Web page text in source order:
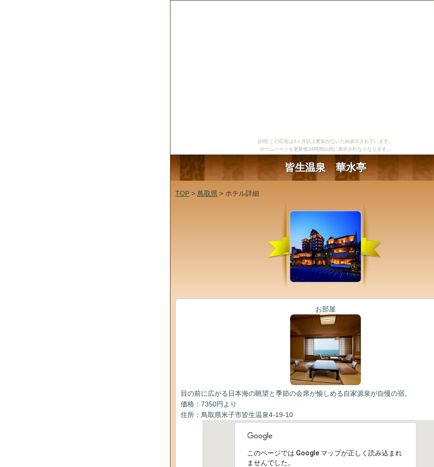
[PR] この広告は3ヶ月以上更新がないため表示されています。
ホームページを更新後24時間以内に表示されなくなります。
皆生温泉 華水亭
TOP > 鳥取県 > ホテル詳細
お部屋
目の前に広がる日本海の眺望と季節の会席が愉しめる自家源泉が自慢の宿。
価格：7350円より
住所：鳥取県米子市皆生温泉4-19-10
このページでは Google マップが正しく読み込まれ
ませんでした。